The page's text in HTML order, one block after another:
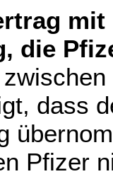
mit
die
dass
Pfizer